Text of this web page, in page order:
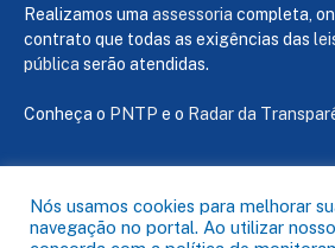
Realizamos uma assessoria completa,
contrato que todas as exigências das
pública serão atendidas.
Conheça o PNTP e o Radar da
Todos os direitos reservados a
Nós usamos cookies para melhorar
navegação no portal. Ao utilizar